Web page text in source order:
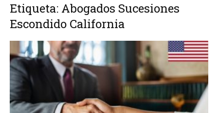
Etiqueta: Abogados Sucesiones
Escondido California